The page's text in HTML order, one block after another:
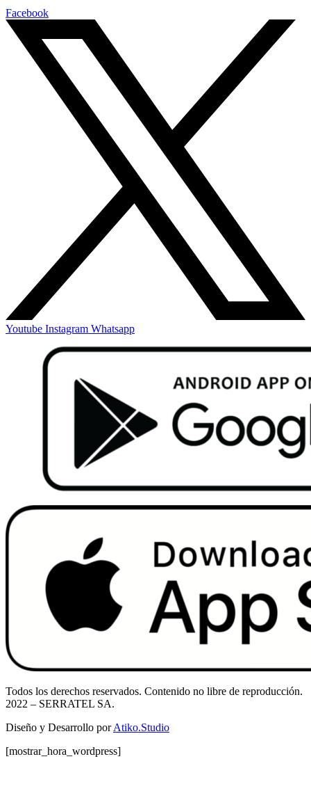
Facebook
Youtube Instagram Whatsapp
Todos los derechos reservados. Contenido no libre de reproducción.
2022 – SERRATEL SA.
Diseño y Desarrollo porAtiko.Studio
[mostrar_hora_wordpress]